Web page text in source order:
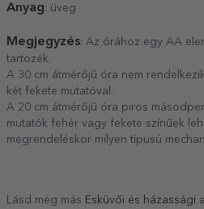
Anyag: üveg
Megjegyzés: Az órához egy AA
tartozék.
A 30 cm átmérőjű óra nem
két fekete mutatóval.
A 20 cm átmérőjű óra piros
mutatók fehér vagy fekete színűek
megrendeléskor milyen típusú
Lásd még más Esküvői és házassági